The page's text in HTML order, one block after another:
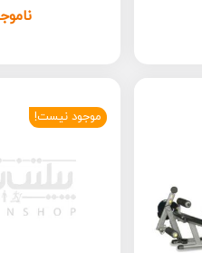
موجود نیست!